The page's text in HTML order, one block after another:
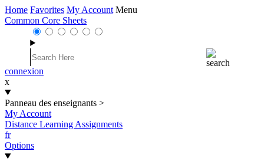
Home Favorites My Account Menu
Common Core Sheets
connexion
x
Panneau des enseignants >
My Account
Distance Learning Assignments
fr
Options